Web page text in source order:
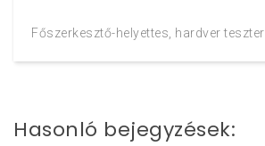
Főszerkesztő-helyettes, hardver teszter
Hasonló bejegyzések: